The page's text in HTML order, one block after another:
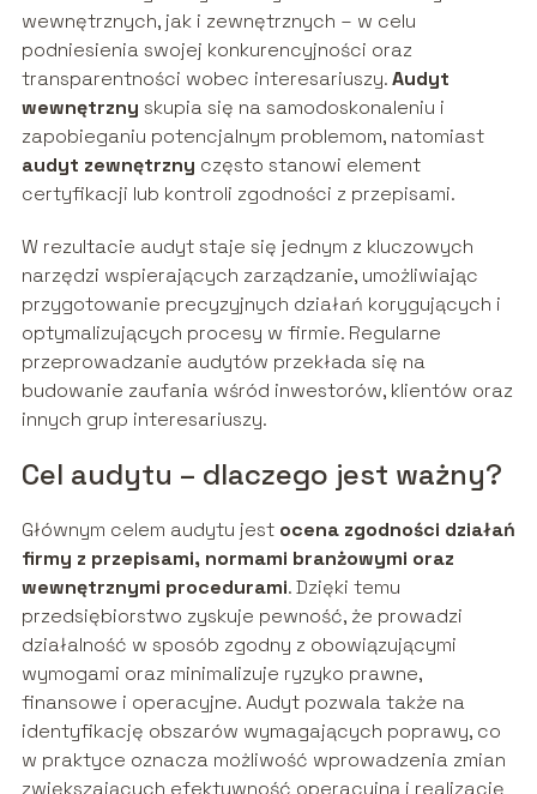
wewnętrznych, jak i zewnętrznych – w celu
podniesienia swojej konkurencyjności oraz
transparentności wobec interesariuszy.Audyt
wewnętrzny skupia się na samodoskonaleniu i
zapobieganiu potencjalnym problemom, natomiast
audyt zewnętrzny często stanowi element
certyfikacji lub kontroli zgodności z przepisami.
W rezultacie audyt staje się jednym z kluczowych
narzędzi wspierających zarządzanie, umożliwiając
przygotowanie precyzyjnych działań korygujących i
optymalizujących procesy w firmie. Regularne
przeprowadzanie audytów przekłada się na
budowanie zaufania wśród inwestorów, klientów oraz
innych grup interesariuszy.
Cel audytu – dlaczego jest ważny?
Głównym celem audytu jest ocena zgodności działań
firmy z przepisami, normami branżowymi oraz
wewnętrznymi procedurami. Dzięki temu
przedsiębiorstwo zyskuje pewność, że prowadzi
działalność w sposób zgodny z obowiązującymi
wymogami oraz minimalizuje ryzyko prawne,
finansowe i operacyjne. Audyt pozwala także na
identyfikację obszarów wymagających poprawy, co
w praktyce oznacza możliwość wprowadzenia zmian
zwiększających efektywność operacyjną i realizację